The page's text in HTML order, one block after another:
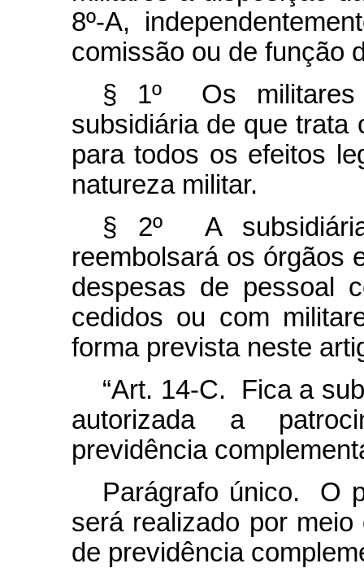
8º-A,
comissão ou de função
§ 1º Os militares
subsidiária de que trata
para todos os efeitos
natureza militar.
§ 2º A
reembolsará os órgãos
despesas de pessoal
cedidos ou com
forma prevista neste
“Art. 14-C. Fica a
autorizada a
previdência
Parágrafo único. O
será realizado por
de previdência